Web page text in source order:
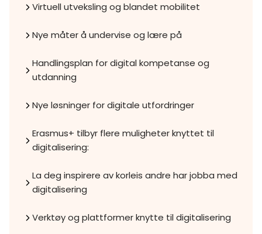
Virtuell utveksling og blandet mobilitet
Nye måter å undervise og lære på
Handlingsplan for digital kompetanse og
utdanning
Nye løsninger for digitale utfordringer
Erasmus+ tilbyr flere muligheter knyttet til
digitalisering:
La deg inspirere av korleis andre har jobba med
digitalisering
Verktøy og plattformer knytte til digitalisering